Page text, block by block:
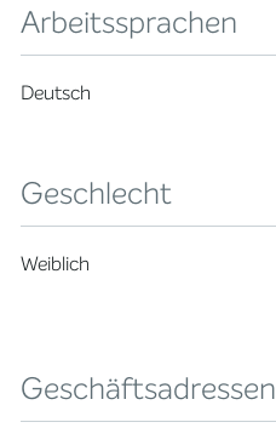
Arbeitssprachen
Deutsch
Geschlecht
Weiblich
Geschäftsadressen